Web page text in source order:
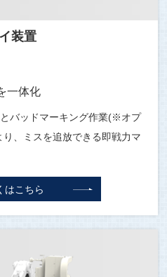
装置
一体化
バッドマーキング作業(※オプ
、ミスを追放できる即戦力マ
はこちら